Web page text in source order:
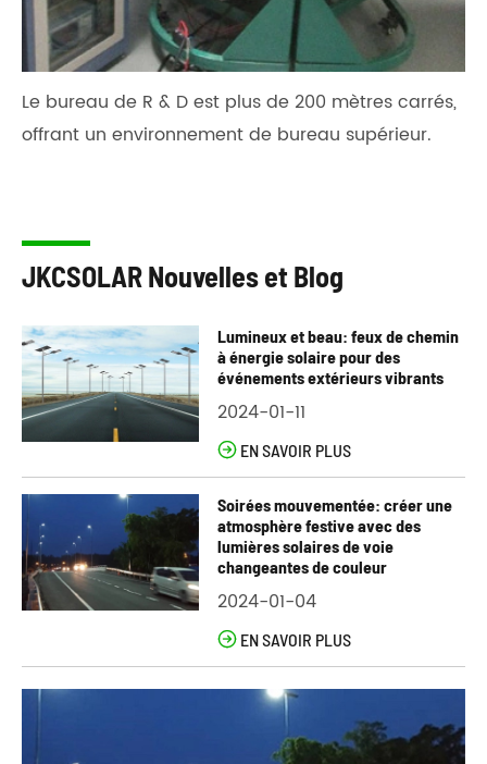
Le bureau de R & D est plus de 200 mètres carrés,
offrant un environnement de bureau supérieur.
JKCSOLAR Nouvelles et Blog
Lumineux et beau: feux de chemin
à énergie solaire pour des
événements extérieurs vibrants
2024-01-11
EN SAVOIR PLUS
Soirées mouvementée: créer une
atmosphère festive avec des
lumières solaires de voie
changeantes de couleur
2024-01-04
EN SAVOIR PLUS